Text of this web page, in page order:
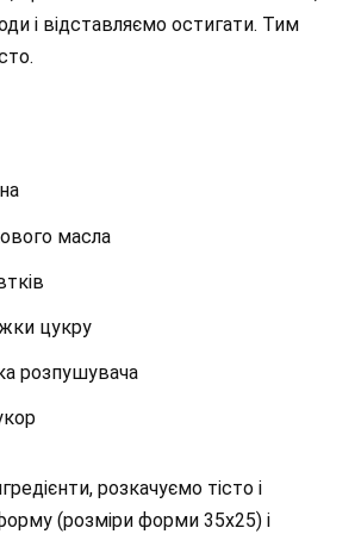
і відставляємо остигати. Тим
масла
цукру
розпушувача
розкачуємо тісто і
(розміри форми 35х25) і